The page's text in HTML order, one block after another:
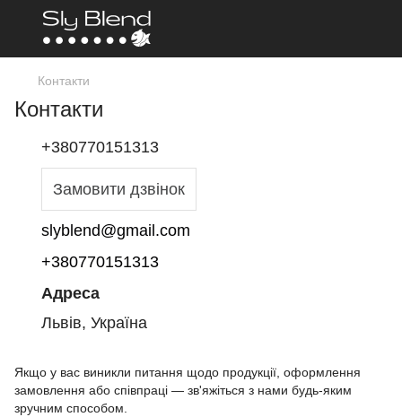
Контакти
Контакти
+380770151313
Замовити дзвінок
slyblend@gmail.com
+380770151313
Адреса
Львів, Україна
Якщо у вас виникли питання щодо продукції, оформлення
замовлення або співпраці — зв'яжіться з нами будь-яким
зручним способом.